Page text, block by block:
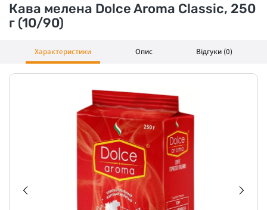
Кава мелена Dolce Aroma Classic, 250
г (10/90)
Характеристики Опис Відгуки (0)